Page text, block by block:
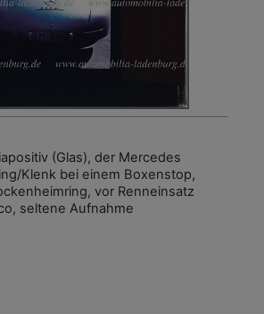
(Glas), der Mercedes
Klenk bei einem Boxenstop,
vor Renneinsatz
seltene Aufnahme